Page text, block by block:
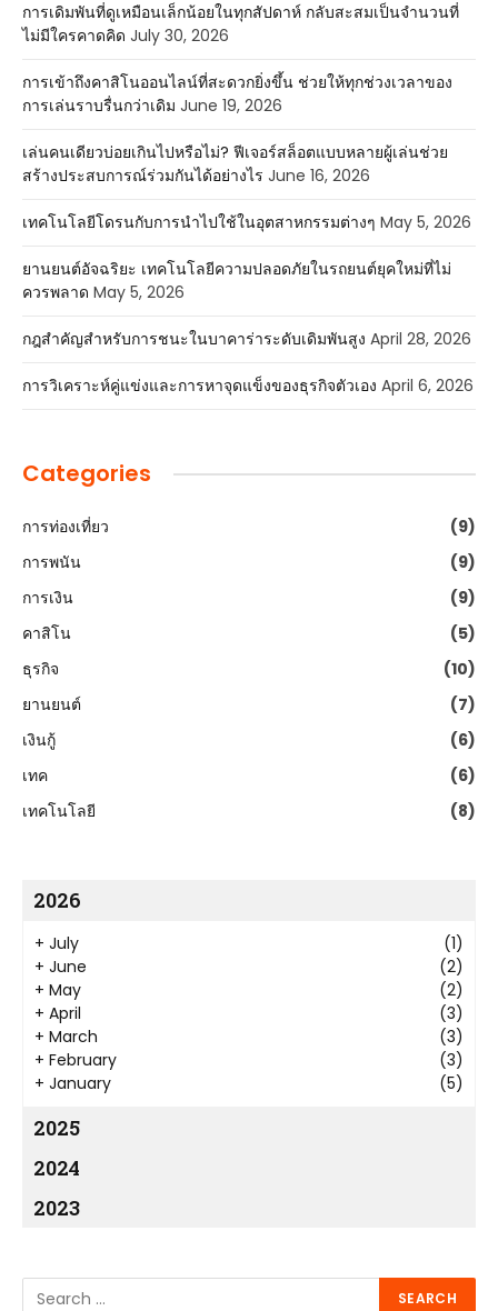
การเดิมพันที่ดูเหมือนเล็กน้อยในทุกสัปดาห์ กลับสะสมเป็นจำนวนที่
ไม่มีใครคาดคิด July 30, 2026
การเข้าถึงคาสิโนออนไลน์ที่สะดวกยิ่งขึ้น ช่วยให้ทุกช่วงเวลาของ
การเล่นราบรื่นกว่าเดิม June 19, 2026
เล่นคนเดียวบ่อยเกินไปหรือไม่? ฟีเจอร์สล็อตแบบหลายผู้เล่นช่วย
สร้างประสบการณ์ร่วมกันได้อย่างไร June 16, 2026
เทคโนโลยีโดรนกับการนำไปใช้ในอุตสาหกรรมต่างๆ May 5, 2026
ยานยนต์อัจฉริยะ เทคโนโลยีความปลอดภัยในรถยนต์ยุคใหม่ที่ไม่
ควรพลาด May 5, 2026
กฎสำคัญสำหรับการชนะในบาคาร่าระดับเดิมพันสูง April 28, 2026
การวิเคราะห์คู่แข่งและการหาจุดแข็งของธุรกิจตัวเอง April 6, 2026
Categories
การท่องเที่ยว
(9)
การพนัน
(9)
การเงิน
(9)
คาสิโน
(5)
ธุรกิจ
(10)
ยานยนต์
(7)
เงินกู้
(6)
เทค
(6)
เทคโนโลยี
(8)
2026
+ July
(1)
+ June
(2)
+ May
(2)
+ April
(3)
+ March
(3)
+ February
(3)
+ January (5)
2025
2024
2023